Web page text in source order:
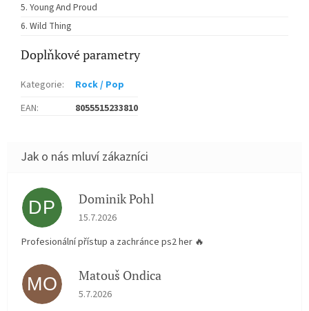
Young And Proud
Wild Thing
Doplňkové parametry
Kategorie:
Rock / Pop
EAN: 8055515233810
DP Dominik Pohl
Hodnocení obchodu je 5 z 5 hvězdiček.
15.7.2026
Profesionální přístup a zachránce ps2 her 🔥
MO Matouš Ondica
Hodnocení obchodu je 5 z 5 hvězdiček.
5.7.2026